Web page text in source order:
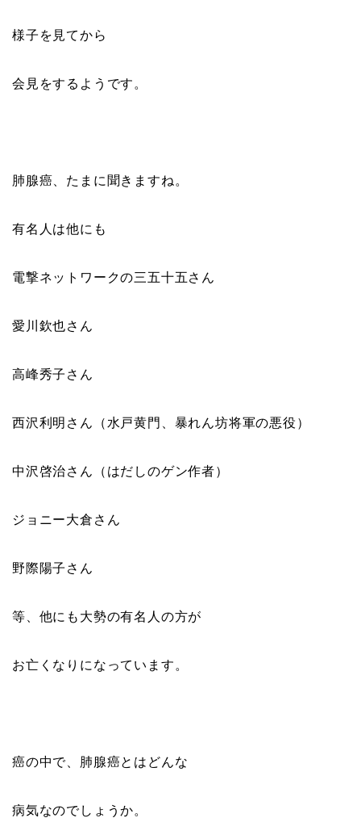
様子を見てから
会見をするようです。
肺腺癌、たまに聞きますね。
有名人は他にも
電撃ネットワークの三五十五さん
愛川欽也さん
高峰秀子さん
西沢利明さん（水戸黄門、暴れん坊将軍の悪役）
中沢啓治さん（はだしのゲン作者）
ジョニー大倉さん
野際陽子さん
等、他にも大勢の有名人の方が
お亡くなりになっています。
癌の中で、肺腺癌とはどんな
病気なのでしょうか。